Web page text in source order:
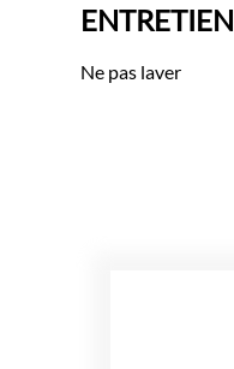
ENTRETIEN
Ne pas laver